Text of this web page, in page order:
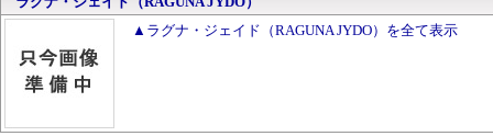
▲ラグナ・ジェイド（RAGUNA JYDO）を全て表示